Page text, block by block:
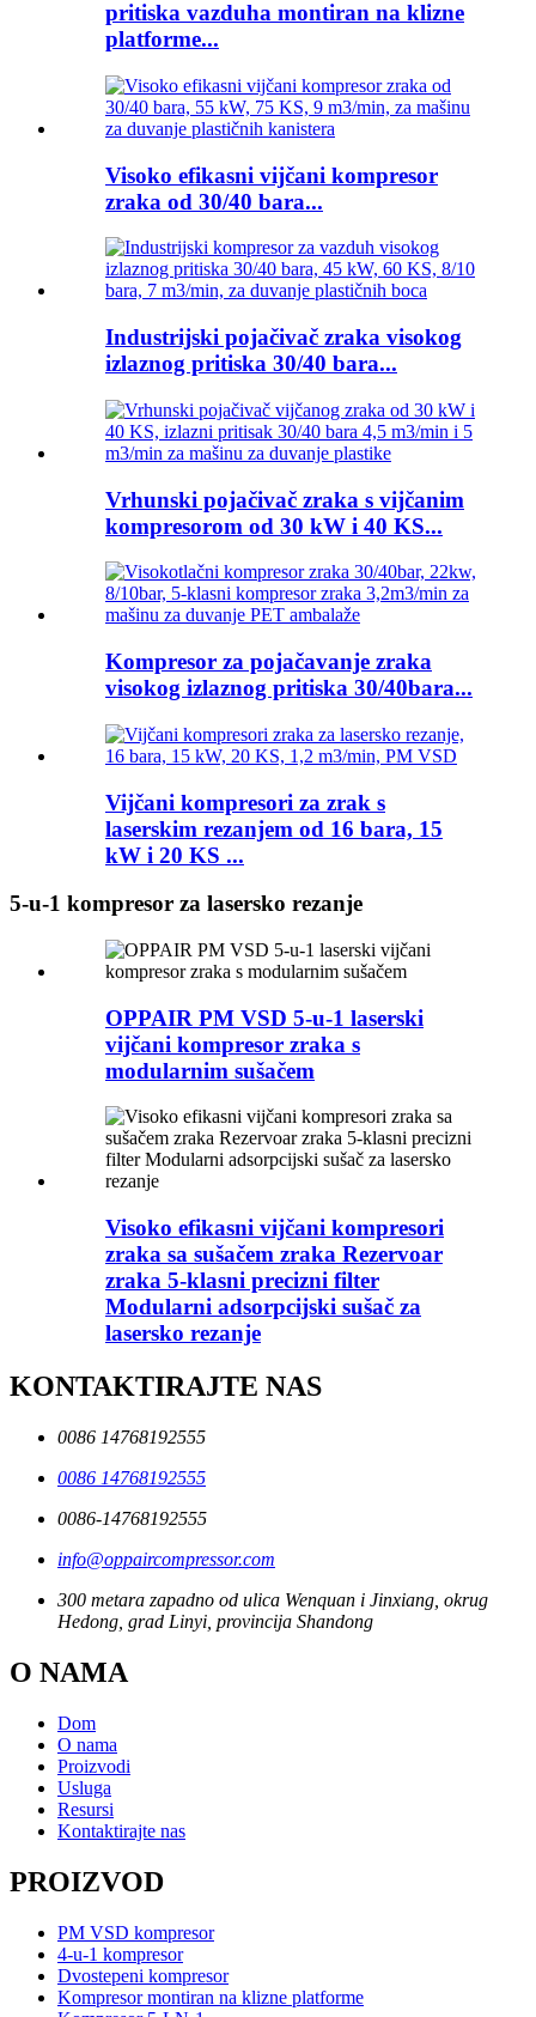
pritiska vazduha montiran na klizne
platforme...
Visoko efikasni vijčani kompresor
zraka od 30/40 bara...
Industrijski pojačivač zraka visokog
izlaznog pritiska 30/40 bara...
Vrhunski pojačivač zraka s vijčanim
kompresorom od 30 kW i 40 KS...
Kompresor za pojačavanje zraka
visokog izlaznog pritiska 30/40bara...
Vijčani kompresori za zrak s
laserskim rezanjem od 16 bara, 15
kW i 20 KS ...
5-u-1 kompresor za lasersko rezanje
OPPAIR PM VSD 5-u-1 laserski
vijčani kompresor zraka s
modularnim sušačem
Visoko efikasni vijčani kompresori
zraka sa sušačem zraka Rezervoar
zraka 5-klasni precizni filter
Modularni adsorpcijski sušač za
lasersko rezanje
KONTAKTIRAJTE NAS
0086 14768192555
0086 14768192555
0086-14768192555
info@oppaircompressor.com
300 metara zapadno od ulica Wenquan i Jinxiang, okrug
Hedong, grad Linyi, provincija Shandong
O NAMA
Dom
O nama
Proizvodi
Usluga
Resursi
Kontaktirajte nas
PROIZVOD
PM VSD kompresor
4-u-1 kompresor
Dvostepeni kompresor
Kompresor montiran na klizne platforme